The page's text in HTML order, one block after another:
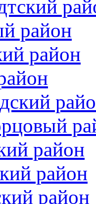
район
район
район
район
район